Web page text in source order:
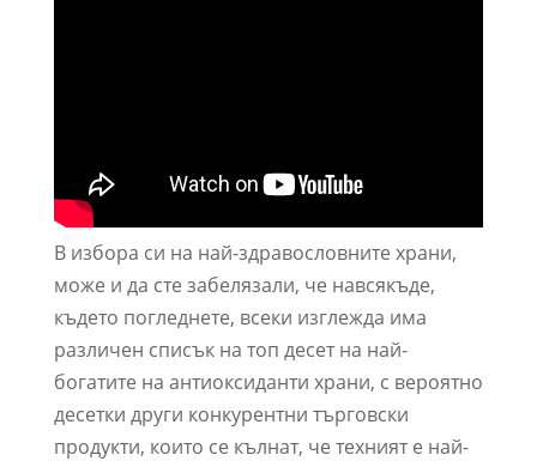
В избора си на най-здравословните храни,
може и да сте забелязали, че навсякъде,
където погледнете, всеки изглежда има
различен списък на топ десет на най-
богатите на антиоксиданти храни, с вероятно
десетки други конкурентни търговски
продукти, които се кълнат, че техният е най-